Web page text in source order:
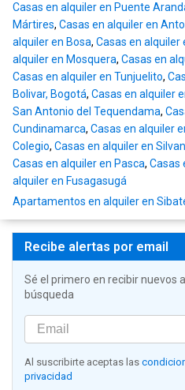
Casas en alquiler en Puente
Mártires, Casas en alquiler en
alquiler en Bosa, Casas en alquiler
alquiler en Mosquera, Casas en
Casas en alquiler en Tunjuelito,
Bolivar, Bogotá, Casas en alquiler
San Antonio del Tequendama,
Cundinamarca, Casas en alquiler
Colegio, Casas en alquiler en
Casas en alquiler en Pasca, Casas
alquiler en Fusagasugá
Apartamentos en alquiler en
Recibe alertas por email
Sé el primero en recibir nuevos
búsqueda
Al suscribirte aceptas las
privacidad